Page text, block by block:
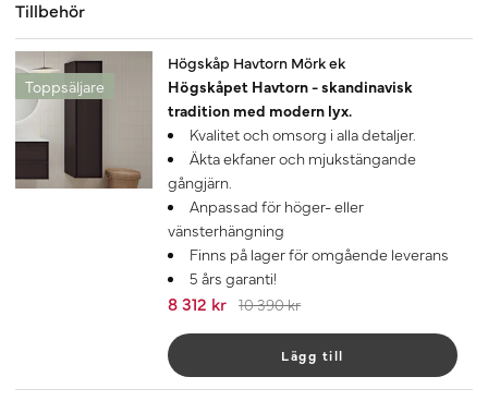
Tillbehör
Toppsäljare
Högskåp Havtorn Mörk ek
Högskåpet Havtorn - skandinavisk
tradition med modern lyx.
Kvalitet och omsorg i alla detaljer.
Äkta ekfaner och mjukstängande
gångjärn.
Anpassad för höger- eller
vänsterhängning
Finns på lager för omgående leverans
5 års garanti!
8 312 kr 10 390 kr
Lägg till